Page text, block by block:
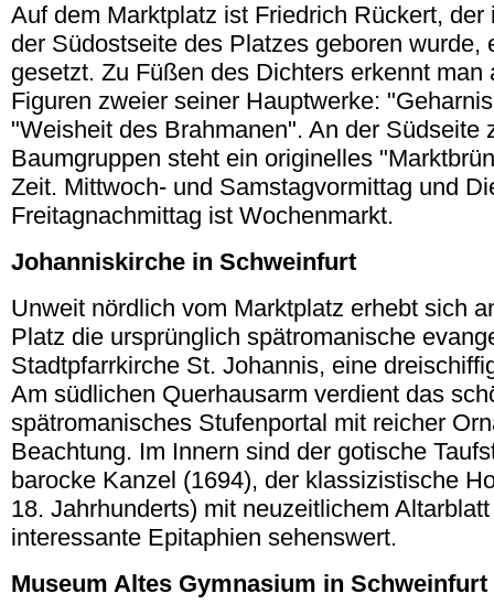
Auf dem Marktplatz ist Friedrich Rückert,
der Südostseite des Platzes geboren wurde,
gesetzt. Zu Füßen des Dichters erkennt man
Figuren zweier seiner Hauptwerke:
"Weisheit des Brahmanen". An der Südseite
Baumgruppen steht ein originelles
Zeit. Mittwoch- und Samstagvormittag und
Freitagnachmittag ist Wochenmarkt.
Johanniskirche in Schweinfurt
Unweit nördlich vom Marktplatz erhebt sich
Platz die ursprünglich spätromanische
Stadtpfarrkirche St. Johannis, eine
Am südlichen Querhausarm verdient das
spätromanisches Stufenportal mit reicher
Beachtung. Im Innern sind der gotische
barocke Kanzel (1694), der klassizistische
18. Jahrhunderts) mit neuzeitlichem
interessante Epitaphien sehenswert.
Museum Altes Gymnasium in Schweinfurt